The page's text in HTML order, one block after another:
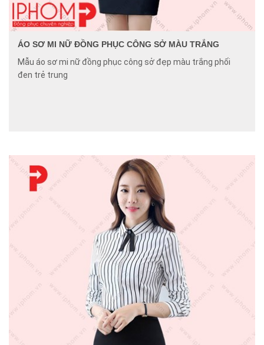
ÁO SƠ MI NỮ ĐỒNG PHỤC CÔNG SỞ MÀU TRẮNG
Mẫu áo sơ mi nữ đồng phục công sở đẹp màu trắng phối
đen trẻ trung